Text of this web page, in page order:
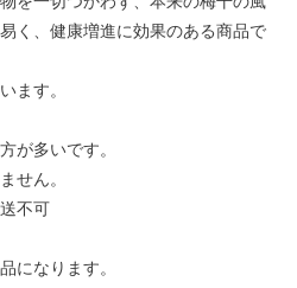
く、健康増進に効果のある商品で
ます。
が多いです。
せん。
不可
になります。